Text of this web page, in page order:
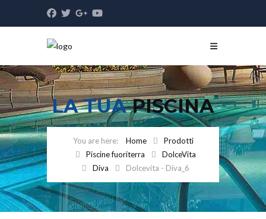
LA TUAPISCINA
Home
Prodotti
Piscine fuoriterra
DolceVita
Diva
Dolcevita - Diva_6